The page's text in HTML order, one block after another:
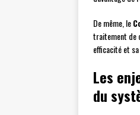
De même, le
traitement de
efficacité et
Les
du